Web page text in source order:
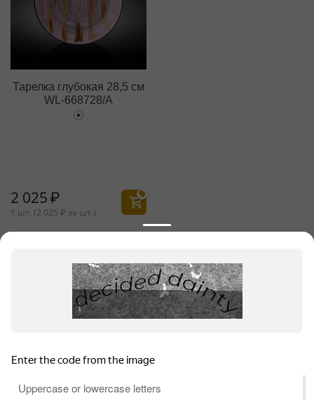
Тарелка глубокая 28,5 см
WL‑668728/A
2 025₽
1 шт. (2 025 ₽ за шт.)
Хиты продаж
WL‑668725/A